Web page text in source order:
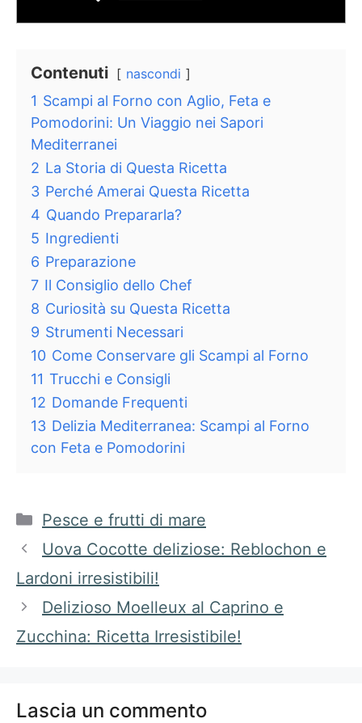
Contenuti nascondi
1 Scampi al Forno con Aglio, Feta e
Pomodorini: Un Viaggio nei Sapori
Mediterranei
2 La Storia di Questa Ricetta
3 Perché Amerai Questa Ricetta
4 Quando Prepararla?
5 Ingredienti
6 Preparazione
7 Il Consiglio dello Chef
8 Curiosità su Questa Ricetta
9 Strumenti Necessari
10 Come Conservare gli Scampi al Forno
11 Trucchi e Consigli
12 Domande Frequenti
13 Delizia Mediterranea: Scampi al Forno
con Feta e Pomodorini
Categorie
Pesce e frutti di mare
Uova Cocotte deliziose: Reblochon e
Lardoni irresistibili!
Delizioso Moelleux al Caprino e
Zucchina: Ricetta Irresistibile!
Lascia un commento